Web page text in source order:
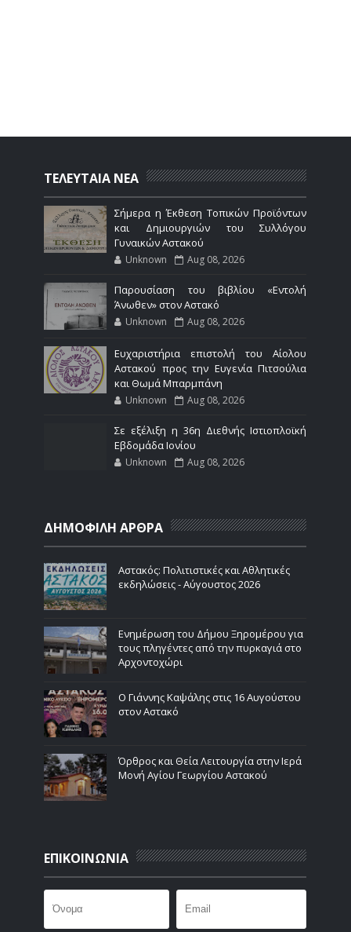
ΤΕΛΕΥΤΑΙΑ ΝΕΑ
Σήμερα η Έκθεση Τοπικών Προϊόντων
και Δημιουργιών του Συλλόγου
Γυναικών Αστακού
Unknown Aug 08, 2026
Παρουσίαση του βιβλίου «Εντολή
Άνωθεν» στον Αστακό
Unknown Aug 08, 2026
Ευχαριστήρια επιστολή του Αίολου
Αστακού προς την Ευγενία Πιτσούλια
και Θωμά Μπαρμπάνη
Unknown Aug 08, 2026
Σε εξέλιξη η 36η Διεθνής Ιστιοπλοϊκή
Εβδομάδα Ιονίου
Unknown Aug 08, 2026
ΔΗΜΟΦΙΛΗ ΑΡΘΡΑ
Αστακός: Πολιτιστικές και Αθλητικές
εκδηλώσεις - Αύγουστος 2026
Ενημέρωση του Δήμου Ξηρομέρου για
τους πληγέντες από την πυρκαγιά στο
Αρχοντοχώρι
Ο Γιάννης Καψάλης στις 16 Αυγούστου
στον Αστακό
Όρθρος και Θεία Λειτουργία στην Ιερά
Μονή Αγίου Γεωργίου Αστακού
ΕΠΙΚΟΙΝΩΝΙΑ